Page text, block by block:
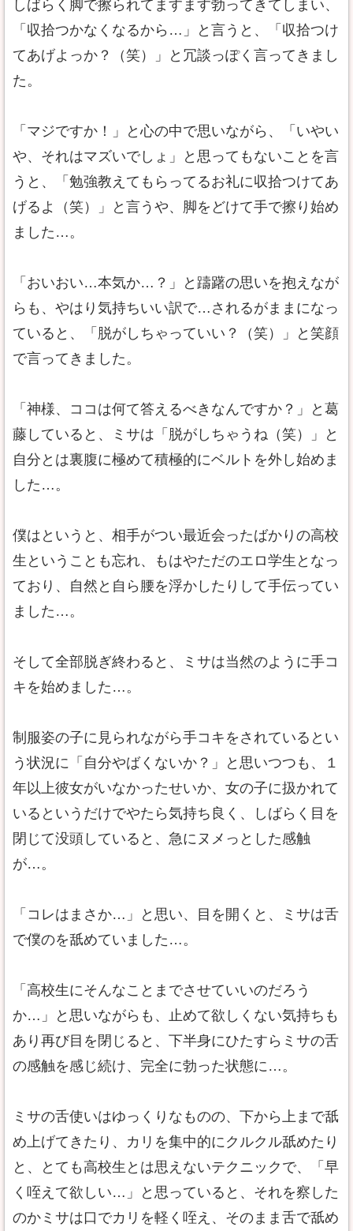
しばらく脚で擦られてますます勃ってきてしまい、
「収拾つかなくなるから…」と言うと、「収拾つけ
てあげよっか？（笑）」と冗談っぽく言ってきまし
た。
「マジですか！」と心の中で思いながら、「いやい
や、それはマズいでしょ」と思ってもないことを言
うと、「勉強教えてもらってるお礼に収拾つけてあ
げるよ（笑）」と言うや、脚をどけて手で擦り始め
ました…。
「おいおい…本気か…？」と躊躇の思いを抱えなが
らも、やはり気持ちいい訳で…されるがままになっ
ていると、「脱がしちゃっていい？（笑）」と笑顔
で言ってきました。
「神様、ココは何て答えるべきなんですか？」と葛
藤していると、ミサは「脱がしちゃうね（笑）」と
自分とは裏腹に極めて積極的にベルトを外し始めま
した…。
僕はというと、相手がつい最近会ったばかりの高校
生ということも忘れ、もはやただのエロ学生となっ
ており、自然と自ら腰を浮かしたりして手伝ってい
ました…。
そして全部脱ぎ終わると、ミサは当然のように手コ
キを始めました…。
制服姿の子に見られながら手コキをされているとい
う状況に「自分やばくないか？」と思いつつも、１
年以上彼女がいなかったせいか、女の子に扱かれて
いるというだけでやたら気持ち良く、しばらく目を
閉じて没頭していると、急にヌメっとした感触
が…。
「コレはまさか…」と思い、目を開くと、ミサは舌
で僕のを舐めていました…。
「高校生にそんなことまでさせていいのだろう
か…」と思いながらも、止めて欲しくない気持ちも
あり再び目を閉じると、下半身にひたすらミサの舌
の感触を感じ続け、完全に勃った状態に…。
ミサの舌使いはゆっくりなものの、下から上まで舐
め上げてきたり、カリを集中的にクルクル舐めたり
と、とても高校生とは思えないテクニックで、「早
く咥えて欲しい…」と思っていると、それを察した
のかミサは口でカリを軽く咥え、そのまま舌で舐め